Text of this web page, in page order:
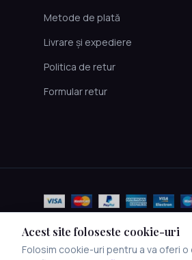
Metode de plată
Livrare și expediere
Politica de retur
Formular retur
Acest site foloseste cookie-uri
Folosim cookie-uri pentru a va oferi